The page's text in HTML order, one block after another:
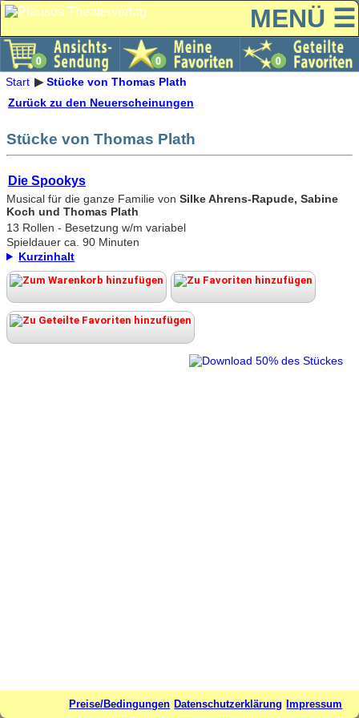
MENÜ ☰
Start Stücke von Thomas Plath
Preise/Bedingungen Datenschutzerklärung Impressum
Zurück zu den Neuerscheinungen
Stücke von Thomas Plath
Die Spookys
Musical für die ganze Familie von Silke Ahrens-Rapude, Sabine
Koch und Thomas Plath
13 Rollen - Besetzung w/m variabel
Spieldauer ca. 90 Minuten
Kurzinhalt